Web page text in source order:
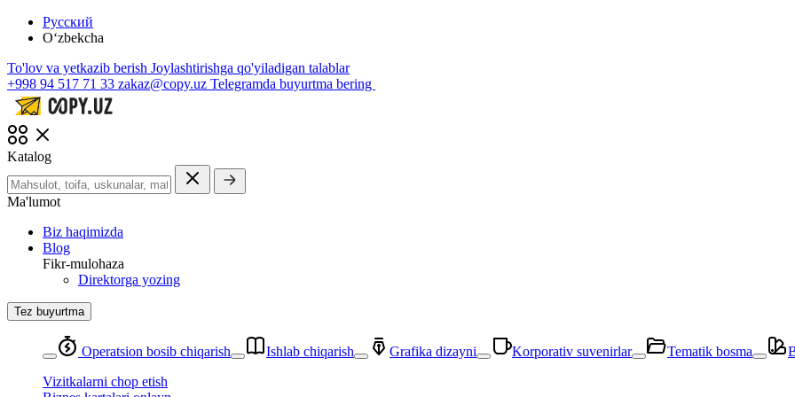
Русский
O‘zbekcha
To'lov va yetkazib berish Joylashtirishga qo'yiladigan talablar
+998 94 517 71 33 zakaz@copy.uz Telegramda buyurtma bering
Katalog
Ma'lumot
Biz haqimizda
Blog
Fikr-mulohaza
Direktorga yozing
Tez buyurtma
Operatsion bosib chiqarish Ishlab chiqarish Grafika dizayni Korporativ suvenirlar Tematik bosma
Vizitkalarni chop etish